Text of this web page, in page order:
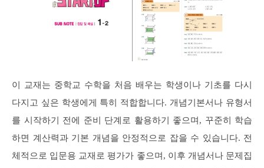
이 교재는 중학교 수학을 처음 배우는 학생이나 기초를 다시
다지고 싶은 학생에게 특히 적합합니다. 개념기본서나 유형서
를 시작하기 전에 준비 단계로 활용하기 좋으며, 꾸준히 학습
하면 계산력과 기본 개념을 안정적으로 잡을 수 있습니다. 전
체적으로 입문용 교재로 평가가 좋으며, 이후 개념서나 문제집